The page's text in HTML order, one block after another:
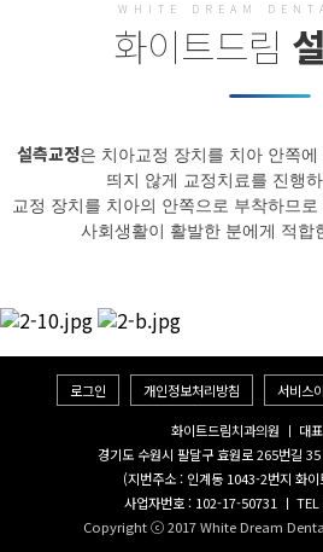
WHITE DREAM
화이트드림
설측교정은 치아교정 장치를 치아 안쪽에
띄지 않게 교정치료를 진행
교정 장치를 치아의 안쪽으로 부착하므
사회생활이 활발한 분에게 적합
로그인 개인정보처리방침 서비스
화이트드림치과의원 ㅣ 대
경기도 수원시 팔달구 효원로 265번길
(지번주소 : 인계동 1043-2번지 화
사업자번호 : 102-17-50731 ㅣ
Copyright ⓒ 2017 White Dream